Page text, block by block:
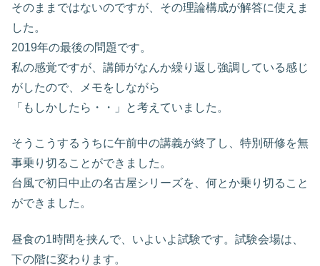
そのままではないのですが、その理論構成が解答に使えま
した。
2019年の最後の問題です。
私の感覚ですが、講師がなんか繰り返し強調している感じ
がしたので、メモをしながら
「もしかしたら・・」と考えていました。
そうこうするうちに午前中の講義が終了し、特別研修を無
事乗り切ることができました。
台風で初日中止の名古屋シリーズを、何とか乗り切ること
ができました。
昼食の1時間を挟んで、いよいよ試験です。試験会場は、
下の階に変わります。